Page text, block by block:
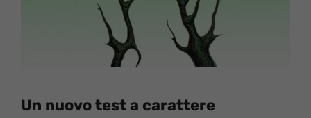
Un nuovo test a carattere